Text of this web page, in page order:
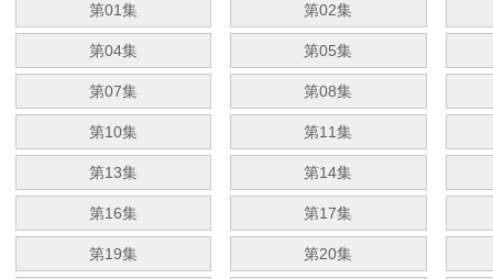
第01集 第02集
第04集 第05集
第07集 第08集
第10集 第11集
第13集 第14集
第16集 第17集
第19集 第20集